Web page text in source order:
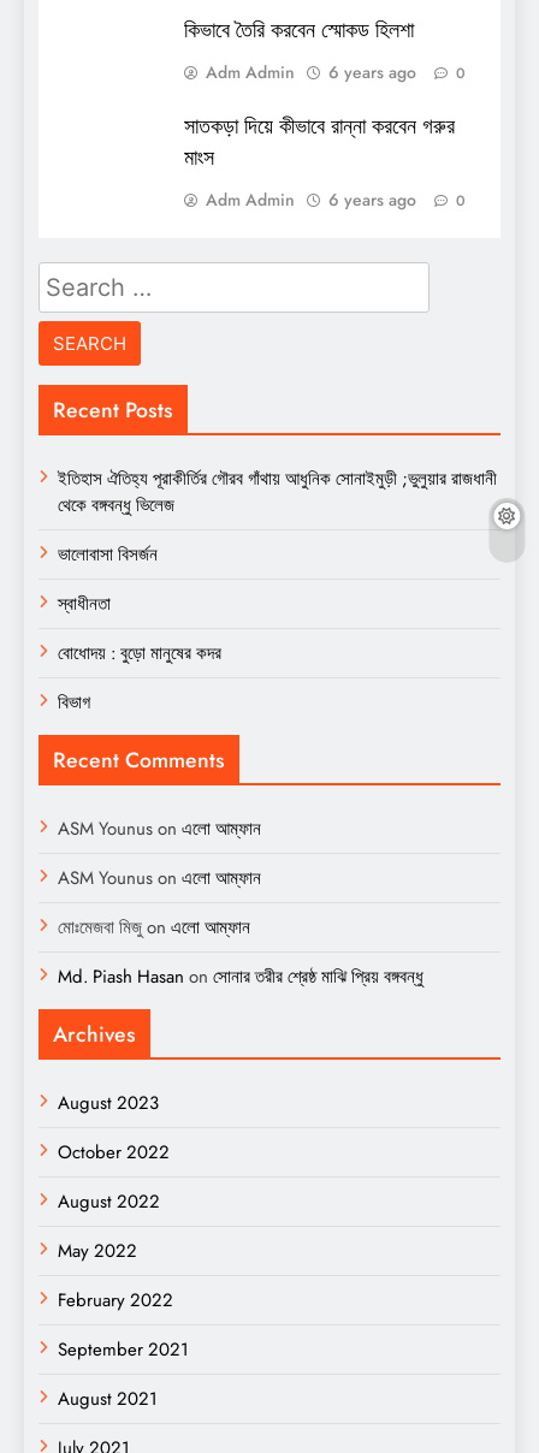
কিভাবে তৈরি করবেন স্মোকড হিলশা
Adm Admin 6 years ago 0
সাতকড়া দিয়ে কীভাবে রান্না করবেন গরুর
মাংস
Adm Admin 6 years ago 0
Search
for:
Recent Posts
ইতিহাস ঐতিহ্য পূরাকীর্তির গৌরব গাঁথায় আধুনিক সোনাইমুড়ী ;ভুলুয়ার রাজধানী
থেকে বঙ্গবন্ধু ভিলেজ
ভালোবাসা বিসর্জন
স্বাধীনতা
বোধোদয় : বুড়ো মানুষের কদর
বিভাগ
Recent Comments
ASM Younuson এলো আম্ফান
ASM Younuson এলো আম্ফান
মোঃমেজবা মিজুon এলো আম্ফান
Md. Piash Hasan on সোনার তরীর শ্রেষ্ঠ মাঝি প্রিয় বঙ্গবন্ধু
Archives
August 2023
October 2022
August 2022
May 2022
February 2022
September 2021
August 2021